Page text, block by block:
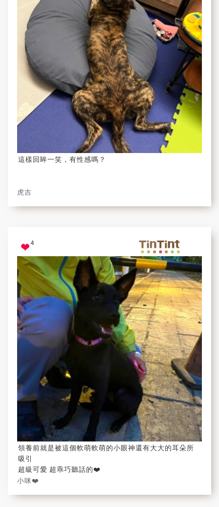
這樣回眸一笑，有性感嗎？
虎吉
4
領養前就是被這個軟萌軟萌的小眼神還有大大的耳朵所
吸引
超級可愛 超乖巧聽話的❤️
小咪❤️